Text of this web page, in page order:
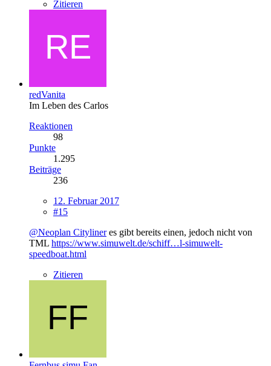
Zitieren
redVanita
Im Leben des Carlos
Reaktionen
98
Punkte
1.295
Beiträge
236
12. Februar 2017
#15
@Neoplan Citylineres gibt bereits einen, jedoch nicht von
TML https://www.simuwelt.de/schiff…l-simuwelt-
speedboat.html
Zitieren